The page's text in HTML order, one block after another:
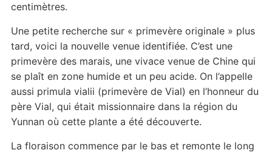
centimètres.
Une petite recherche sur « primevère originale » plus
tard, voici la nouvelle venue identifiée. C’est une
primevère des marais, une vivace venue de Chine qui
se plaît en zone humide et un peu acide. On l’appelle
aussi primula vialii (primevère de Vial) en l’honneur du
père Vial, qui était missionnaire dans la région du
Yunnan où cette plante a été découverte.
La floraison commence par le bas et remonte le long